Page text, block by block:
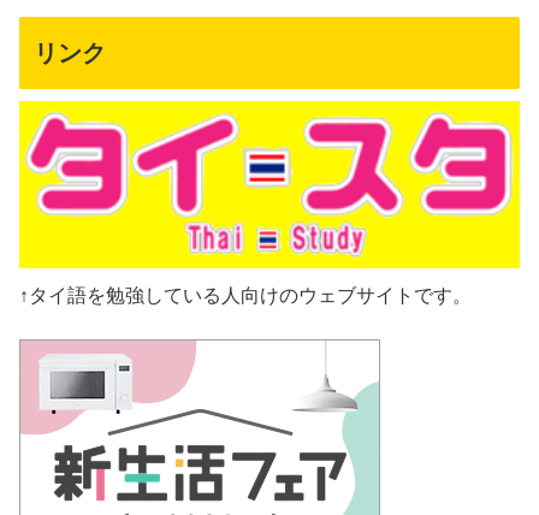
リンク
↑タイ語を勉強している人向けのウェブサイトです。